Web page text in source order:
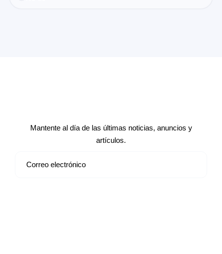
Mantente al día de las últimas noticias, anuncios y
artículos.